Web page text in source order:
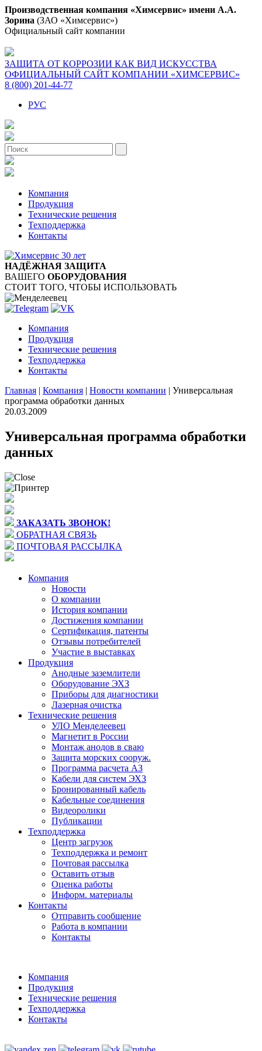
Производственная компания «Химсервис» имени А.А.
Зорина (ЗАО «Химсервис»)
Официальный сайт компании
ЗАЩИТА ОТ КОРРОЗИИ КАК ВИД ИСКУССТВА
ОФИЦИАЛЬНЫЙ САЙТ КОМПАНИИ «ХИМСЕРВИС»
8 (800) 201-44-77
РУС
Компания
Продукция
Технические решения
Техподдержка
Контакты
НАДЁЖНАЯ ЗАЩИТА
ВАШЕГО ОБОРУДОВАНИЯ
СТОИТ ТОГО, ЧТОБЫ ИСПОЛЬЗОВАТЬ
Компания
Продукция
Технические решения
Техподдержка
Контакты
Главная | Компания | Новости компании | Универсальная
программа обработки данных
20.03.2009
Универсальная программа обработки
данных
ЗАКАЗАТЬ ЗВОНОК!
ОБРАТНАЯ СВЯЗЬ
ПОЧТОВАЯ РАССЫЛКА
Компания
Новости
О компании
История компании
Достижения компании
Сертификация, патенты
Отзывы потребителей
Участие в выставках
Продукция
Анодные заземлители
Оборудование ЭХЗ
Приборы для диагностики
Лазерная очистка
Технические решения
УЛО Менделеевец
Магнетит в России
Монтаж анодов в сваю
Защита морских сооруж.
Программа расчета АЗ
Кабели для систем ЭХЗ
Бронированный кабель
Кабельные соединения
Видеоролики
Публикации
Техподдержка
Центр загрузок
Техподдержка и ремонт
Почтовая рассылка
Оставить отзыв
Оценка работы
Информ. материалы
Контакты
Отправить сообщение
Работа в компании
Контакты
Компания
Продукция
Технические решения
Техподдержка
Контакты